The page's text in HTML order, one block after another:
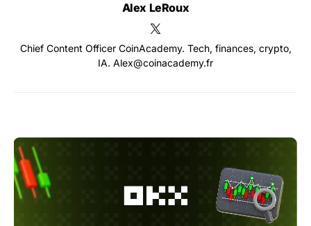
Alex LeRoux
Chief Content Officer CoinAcademy. Tech, finances, crypto,
IA. Alex@coinacademy.fr